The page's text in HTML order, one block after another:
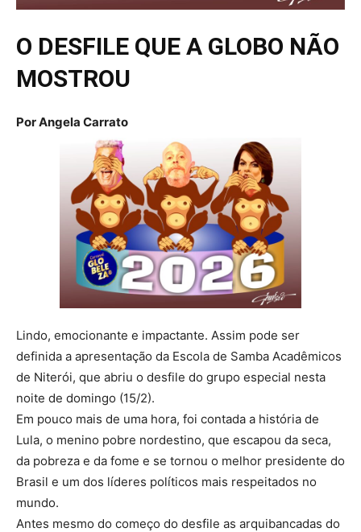
O DESFILE QUE A GLOBO NÃO
MOSTROU
PorAngela Carrato
Lindo, emocionante e impactante. Assim pode ser
definida a apresentação da Escola de Samba Acadêmicos
de Niterói, que abriu o desfile do grupo especial nesta
noite de domingo (15/2).
Em pouco mais de uma hora, foi contada a história de
Lula, o menino pobre nordestino, que escapou da seca,
da pobreza e da fome e se tornou o melhor presidente do
Brasil e um dos líderes políticos mais respeitados no
mundo.
Antes mesmo do começo do desfile as arquibancadas do